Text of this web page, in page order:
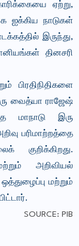
ஏற்று,
ஐக்கிய நாடுகள்
இருந்து,
தினசரி
பிரதிநிதிகளை
வைத்யா ராஜேஷ்
மாநாடு இரு
பரிமாற்றத்தை
குறிக்கிறது.
அறிவியல்
மற்றும்
SOURCE: PIB